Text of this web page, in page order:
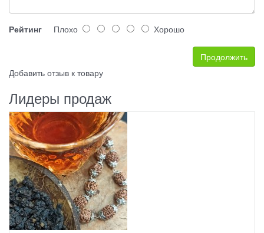
Рейтинг Плохо Хорошо
Продолжить
Добавить отзыв к товару
Лидеры продаж